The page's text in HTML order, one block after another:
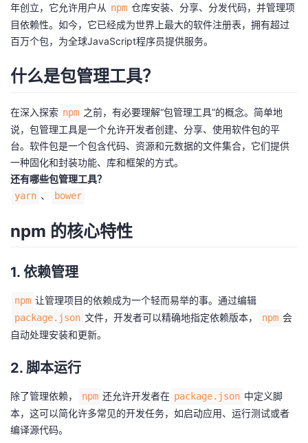
的
我
坛
圈
子
的
直
播
我
的
活
动
我
的
关
我
的
开
发
者
学
堂
我
我
的
Programs
我
支
持
我
的
我
年创立，它允许用户从 npm 仓库安装、分享、分发代码，并管理项
目依赖性。如今，它已经成为世界上最大的软件注册表，拥有超过
百万个包，为全球JavaScript程序员提供服务。
什么是包管理工具？
在深入探索 npm 之前，有必要理解“包管理工具”的概念。简单地
说，包管理工具是一个允许开发者创建、分享、使用软件包的平
台。软件包是一个包含代码、资源和元数据的文件集合，它们提供
一种固化和封装功能、库和框架的方式。
还有哪些包管理工具？
yarn 、 bower
npm 的核心特性
1. 依赖管理
npm 让管理项目的依赖成为一个轻而易举的事。通过编辑
package.json 文件，开发者可以精确地指定依赖版本， npm 会
自动处理安装和更新。
2. 脚本运行
除了管理依赖， npm 还允许开发者在 package.json 中定义脚
本，这可以简化许多常见的开发任务，如启动应用、运行测试或者
编译源代码。